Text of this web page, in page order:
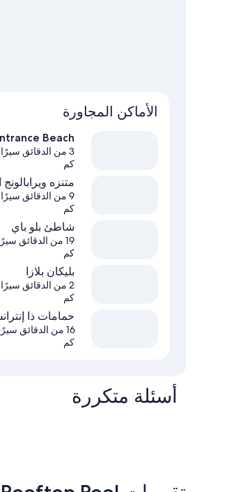
الأماكن المجاورة
Beach
3 من الدقائق سيرًا على الأقدام
كم
متنزه
9 من الدقائق سيرًا على الأقدام
كم
شاطئ بلو باي
19 من الدقائق سيرًا على الأقدام
كم
بليكان بلازا
2 من الدقائق سيرًا على الأقدام
كم
حمامات ذا
16 من الدقائق سيرًا على الأقدام
كم
أسئلة متكررة